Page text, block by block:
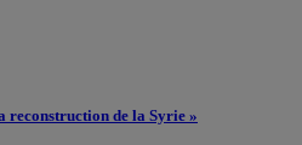
reconstruction de la Syrie »